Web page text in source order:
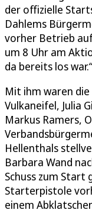
der offizielle
Dahlems
vorher Betrieb
um 8 Uhr am
da bereits los war.“
Mit ihm waren
Vulkaneifel, Julia
Markus Ramers,
Hellenthals
Barbara Wand
Schuss zum Start
Starterpistole
einem